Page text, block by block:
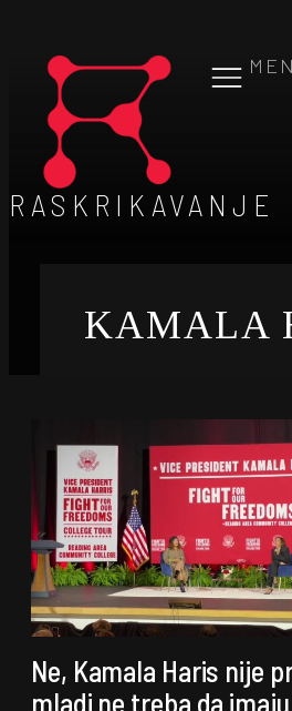
RASKRIKAVANJE
KAMALA
Ne, Kamala Haris nije
mladi ne treba da